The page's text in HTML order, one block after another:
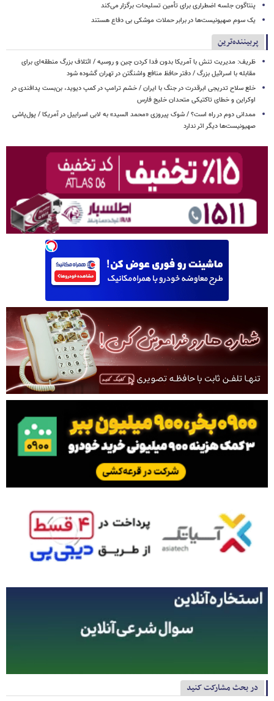
پنتاگون جلسه اضطراری برای تأمین تسلیحات برگزار می‌کند
یک‌ سوم صهیونیست‌ها در برابر حملات موشکی بی دفاع هستند
پربیننده‌ترین
ظریف: مدیریت تنش با آمریکا بدون فدا کردن چین و روسیه / ائتلاف بزرگ منطقه‌ای برای
مقابله با اسرائیل بزرگ / دفتر حافظ منافع واشنگتن در تهران گشوده شود
خلع سلاح تدریجی ابرقدرت در جنگ با ایران / خشم ترامپ در کمپ دیوید، بن‌بست پدافندی در
اوکراین و خطای تاکتیکی متحدان خلیج فارس
ممدانی دوم در راه است؟ / شوک پیروزی «محمد السید» به لابی اسراییل در آمریکا / پول‌پاشی
صهیونیست‌ها دیگر اثر ندارد
در بحث مشارکت کنید